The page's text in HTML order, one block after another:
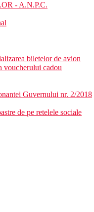
- A.N.P.C.
biletelor de avion
voucherului cadou
Guvernului nr. 2/2018
de pe retelele sociale